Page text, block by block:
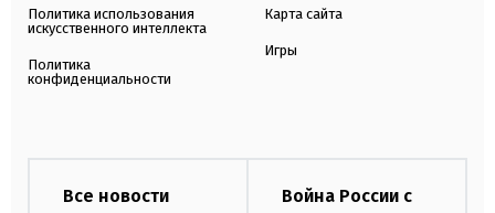
Политика использования
искусственного интеллекта
Политика
конфиденциальности
Карта сайта
Игры
Все новости
Война России с